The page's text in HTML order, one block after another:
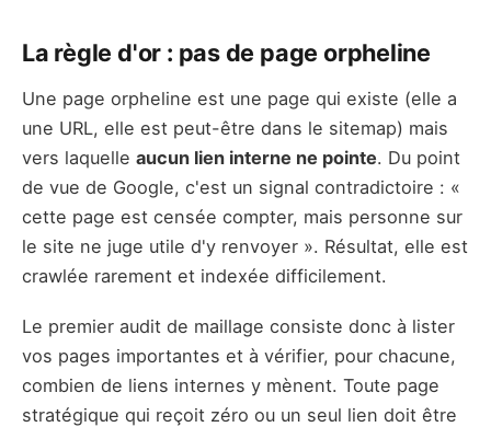
La règle d'or : pas de page orpheline
Une page orpheline est une page qui existe (elle a
une URL, elle est peut-être dans le sitemap) mais
vers laquelle aucun lien interne ne pointe. Du point
de vue de Google, c'est un signal contradictoire : «
cette page est censée compter, mais personne sur
le site ne juge utile d'y renvoyer ». Résultat, elle est
crawlée rarement et indexée difficilement.
Le premier audit de maillage consiste donc à lister
vos pages importantes et à vérifier, pour chacune,
combien de liens internes y mènent. Toute page
stratégique qui reçoit zéro ou un seul lien doit être